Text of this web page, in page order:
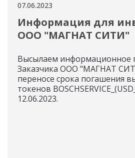
07.06.2023
Информация для
ООО "МАГНАТ СИТИ"
Высылаем информационное
Заказчика ООО "МАГНАТ
переносе срока погашения
токенов
12.06.2023.